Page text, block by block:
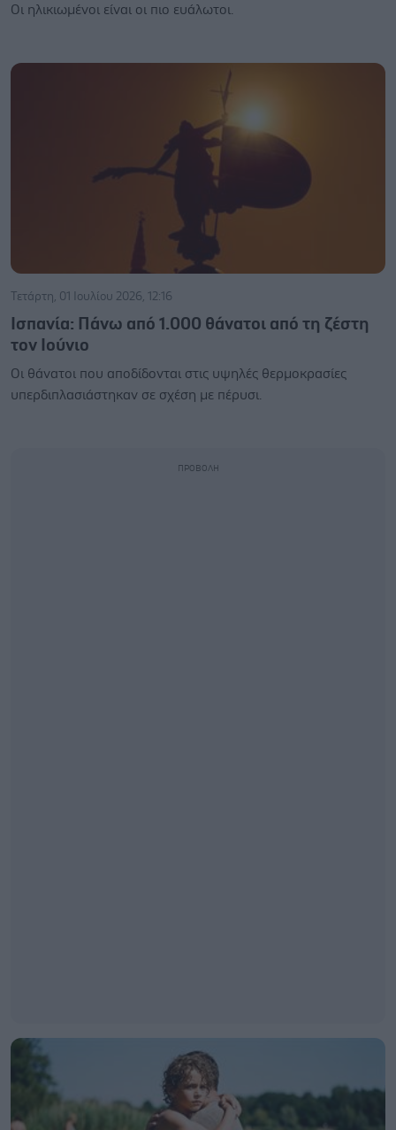
Οι ηλικιωμένοι είναι οι πιο ευάλωτοι.
Τετάρτη, 01 Ιουλίου 2026, 12:16
Ισπανία: Πάνω από 1.000 θάνατοι από τη ζέστη
τον Ιούνιο
Οι θάνατοι που αποδίδονται στις υψηλές θερμοκρασίες
υπερδιπλασιάστηκαν σε σχέση με πέρυσι.